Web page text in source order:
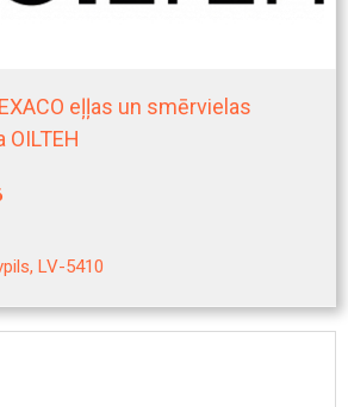
eļļas un smērvielas
LV-5410